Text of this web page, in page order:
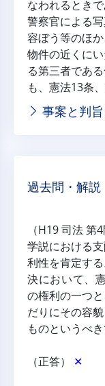
なわれるとき
警察官による
容ぼう等のほ
物件の近くに
る第三者であ
も、憲法13条
事案と判
過去問・解説
（H19 司法 第4
学説における
利性を肯定す
決において、
の権利の一つ
だりにその容
ものというべ
（正答） ✕